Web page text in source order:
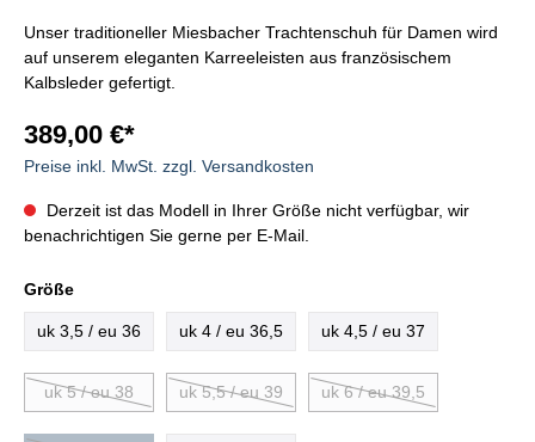
Unser traditioneller Miesbacher Trachtenschuh für Damen wird
auf unserem eleganten Karreeleisten aus französischem
Kalbsleder gefertigt.
389,00 €*
Preise inkl. MwSt. zzgl. Versandkosten
Derzeit ist das Modell in Ihrer Größe nicht verfügbar, wir
benachrichtigen Sie gerne per E-Mail.
Größe
uk 3,5 / eu 36 uk 4 / eu 36,5 uk 4,5 / eu 37
uk 5 / eu 38 uk 5,5 / eu 39 uk 6 / eu 39,5